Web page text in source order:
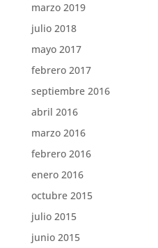
marzo 2019
julio 2018
mayo 2017
febrero 2017
septiembre 2016
abril 2016
marzo 2016
febrero 2016
enero 2016
octubre 2015
julio 2015
junio 2015